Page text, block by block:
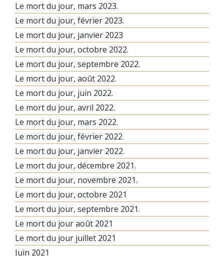
Le mort du jour, mars 2023.
Le mort du jour, février 2023.
Le mort du jour, janvier 2023
Le mort du jour, octobre 2022.
Le mort du jour, septembre 2022.
Le mort du jour, août 2022.
Le mort du jour, juin 2022.
Le mort du jour, avril 2022.
Le mort du jour, mars 2022.
Le mort du jour, février 2022.
Le mort du jour, janvier 2022.
Le mort du jour, décembre 2021.
Le mort du jour, novembre 2021.
Le mort du jour, octobre 2021
Le mort du jour, septembre 2021.
Le mort du jour août 2021
Le mort du jour juillet 2021
Juin 2021